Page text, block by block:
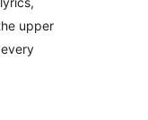
upper